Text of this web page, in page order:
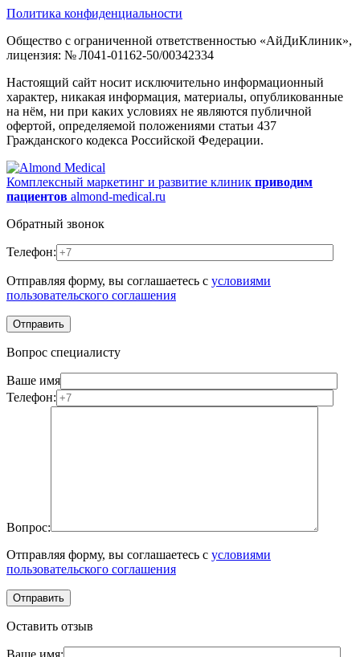
Политика конфиденциальности
Общество с ограниченной ответственностью «АйДиКлиник»,
лицензия: № Л041-01162-50/00342334
Настоящий сайт носит исключительно информационный
характер, никакая информация, материалы, опубликованные
на нём, ни при каких условиях не являются публичной
офертой, определяемой положениями статьи 437
Гражданского кодекса Российской Федерации.
Комплексный маркетинг и развитие клиник приводим
пациентов almond-medical.ru
Обратный звонок
Телефон:
Отправляя форму, вы соглашаетесь с условиями
пользовательского соглашения
Вопрос специалисту
Ваше имя
Телефон:
Вопрос:
Отправляя форму, вы соглашаетесь с условиями
пользовательского соглашения
Оставить отзыв
Ваше имя: